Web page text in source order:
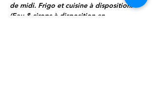
de midi. Frigo et cuisine à disposition.
(Eau & sirops à disposition en